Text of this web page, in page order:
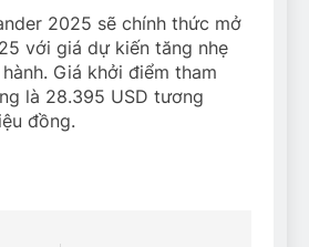
2025 sẽ chính thức mở
với giá dự kiến tăng nhẹ
Giá khởi điểm tham
là 28.395 USD tương
đồng.